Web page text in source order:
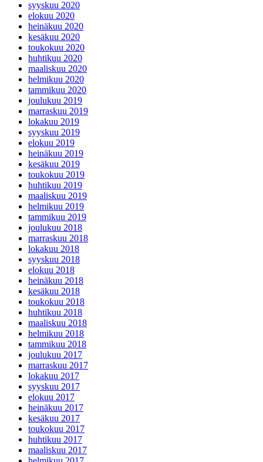
syyskuu 2020
elokuu 2020
heinäkuu 2020
kesäkuu 2020
toukokuu 2020
huhtikuu 2020
maaliskuu 2020
helmikuu 2020
tammikuu 2020
joulukuu 2019
marraskuu 2019
lokakuu 2019
syyskuu 2019
elokuu 2019
heinäkuu 2019
kesäkuu 2019
toukokuu 2019
huhtikuu 2019
maaliskuu 2019
helmikuu 2019
tammikuu 2019
joulukuu 2018
marraskuu 2018
lokakuu 2018
syyskuu 2018
elokuu 2018
heinäkuu 2018
kesäkuu 2018
toukokuu 2018
huhtikuu 2018
maaliskuu 2018
helmikuu 2018
tammikuu 2018
joulukuu 2017
marraskuu 2017
lokakuu 2017
syyskuu 2017
elokuu 2017
heinäkuu 2017
kesäkuu 2017
toukokuu 2017
huhtikuu 2017
maaliskuu 2017